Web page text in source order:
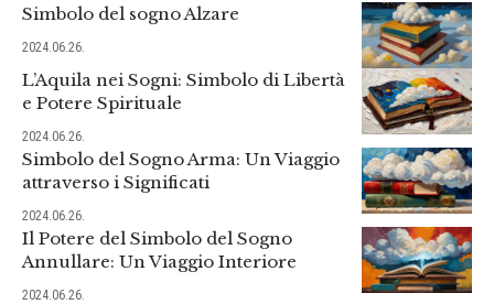
Simbolo del sogno Alzare
2024.06.26.
L’Aquila nei Sogni: Simbolo di Libertà
e Potere Spirituale
2024.06.26.
Simbolo del Sogno Arma: Un Viaggio
attraverso i Significati
2024.06.26.
Il Potere del Simbolo del Sogno
Annullare: Un Viaggio Interiore
2024.06.26.